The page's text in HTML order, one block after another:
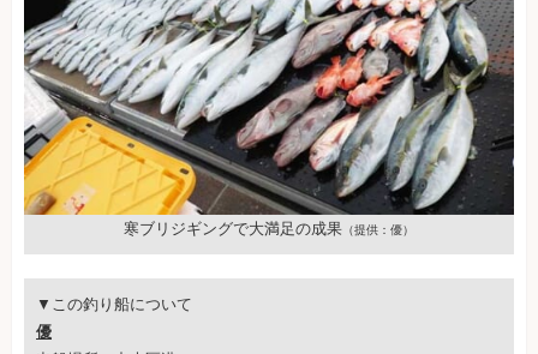
寒ブリジギングで大満足の成果 （提供：優）
▼この釣り船について
優